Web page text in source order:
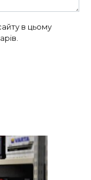
в цьому